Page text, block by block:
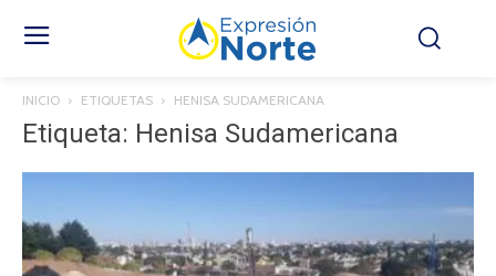
INICIO ETIQUETAS HENISA SUDAMERICANA
Etiqueta: Henisa Sudamericana